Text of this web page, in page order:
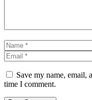
Name
Save my name, email,
time I comment.